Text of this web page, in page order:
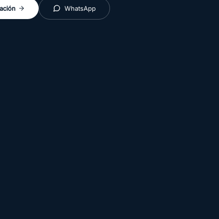
WhatsApp